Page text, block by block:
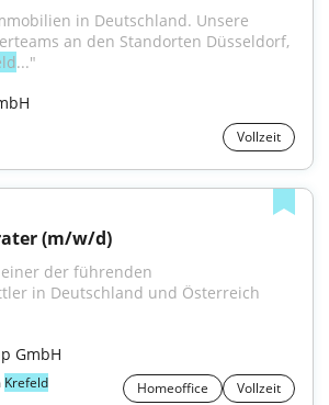
in Deutschland. Unsere
an den Standorten Düsseldorf,
..."
Vollzeit
(m/w/d)
einer der führenden
in Deutschland und Österreich
GmbH
Krefeld Homeoffice Vollzeit